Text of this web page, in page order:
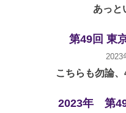
あっと
第49回 東
2023
こちらも勿論
2023年 第49